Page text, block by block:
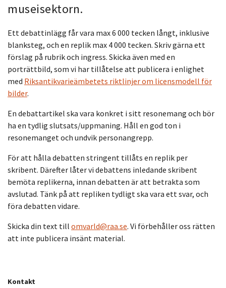
museisektorn.
Ett debattinlägg får vara max 6 000 tecken långt, inklusive
blanksteg, och en replik max 4 000 tecken. Skriv gärna ett
förslag på rubrik och ingress. Skicka även med en
porträttbild, som vi har tillåtelse att publicera i enlighet
med Riksantikvarieämbetets riktlinjer om licensmodell för
bilder.
En debattartikel ska vara konkret i sitt resonemang och bör
ha en tydlig slutsats/uppmaning. Håll en god ton i
resonemanget och undvik personangrepp.
För att hålla debatten stringent tillåts en replik per
skribent. Därefter låter vi debattens inledande skribent
bemöta replikerna, innan debatten är att betrakta som
avslutad. Tänk på att repliken tydligt ska vara ett svar, och
föra debatten vidare.
Skicka din text till omvarld@raa.se. Vi förbehåller oss rätten
att inte publicera insänt material.
Kontakt